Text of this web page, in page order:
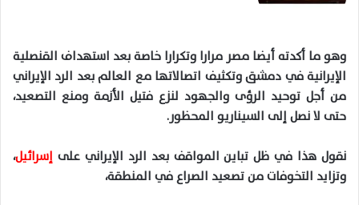
وهو ما أكدته أيضا مصر مرارا وتكرارا خاصة بعد استهداف القنصلية
الإيرانية في دمشق وتكثيف اتصالاتها مع العالم بعد الرد الإيراني
من أجل توحيد الرؤى والجهود لنزع فتيل الأزمة ومنع التصعيد،
حتى لا نصل إلى السيناريو المحظور.
نقول هذا في ظل تباين المواقف بعد الرد الإيراني على إسرائيل،
وتزايد التخوفات من تصعيد الصراع في المنطقة،